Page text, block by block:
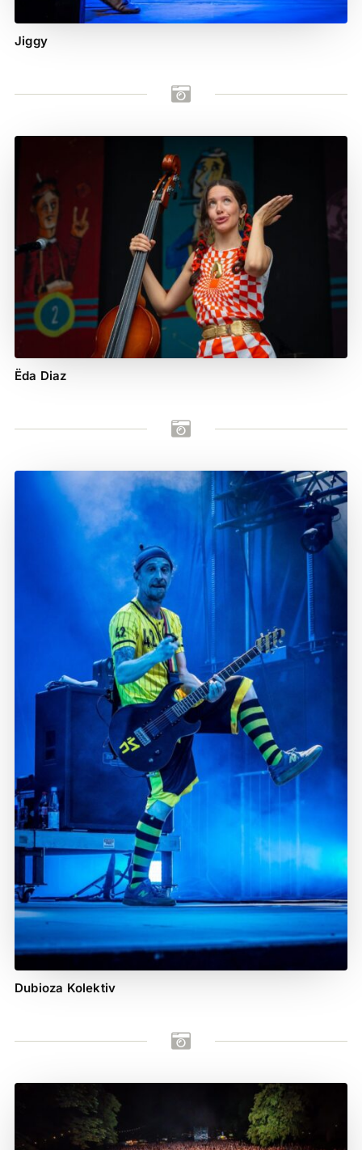
Jiggy

Ëda Diaz

Dubioza Kolektiv
